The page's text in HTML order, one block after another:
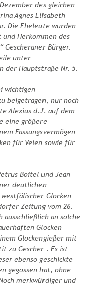
des gleichen
Agnes Elisabeth
Die Eheleute wurden
und Herkommen des
Bürger.
unter
der Hauptstraße Nr. 5.
wichtigen
beigetragen, nur noch
Alexius d.J. auf dem
eine größere
Fassungsvermögen
für Velen sowie für
Boitel und Jean
deutlichen
Glocken
Zeitung vom 26.
ausschließlich an solche
Glocken
Glockengießer mit
zu Gescher . Es ist
ebenso geschickte
gegossen hat, ohne
merkwürdiger und